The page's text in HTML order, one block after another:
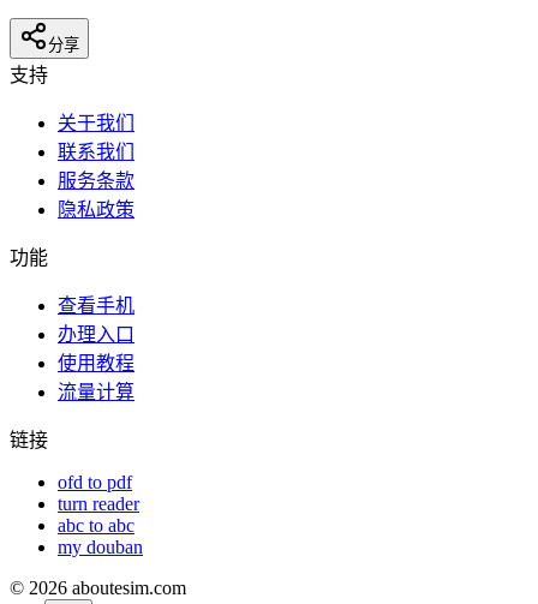
分享
支持
关于我们
联系我们
服务条款
隐私政策
功能
查看手机
办理入口
使用教程
流量计算
链接
ofd to pdf
turn reader
abc to abc
my douban
© 2026 aboutesim.com